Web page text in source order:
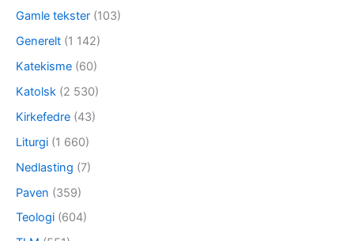
Gamle tekster (103)
Generelt (1 142)
Katekisme (60)
Katolsk (2 530)
Kirkefedre (43)
Liturgi (1 660)
Nedlasting (7)
Paven (359)
Teologi (604)